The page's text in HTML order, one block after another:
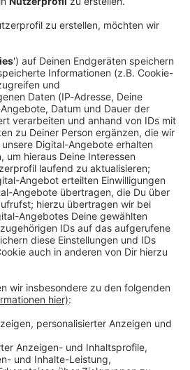
auf dem Laufenden
bleiben!
- mit unserem kostenlosen
Newsletter. Ob Nachrichten,
neuesten Aktionen - wir
dich.
anmelden